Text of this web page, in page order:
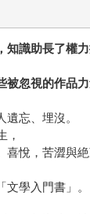
識助長了權力
忽視的作品力
忘、埋沒。
，
悅，苦澀與絶
學入門書」。